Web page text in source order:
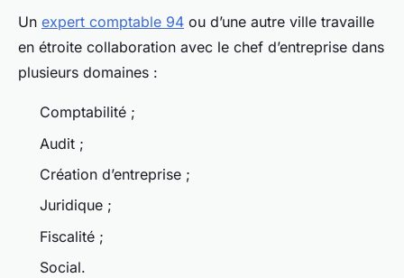
Un expert comptable 94 ou d’une autre ville travaille
en étroite collaboration avec le chef d’entreprise dans
plusieurs domaines :
Comptabilité ;
Audit ;
Création d’entreprise ;
Juridique ;
Fiscalité ;
Social.